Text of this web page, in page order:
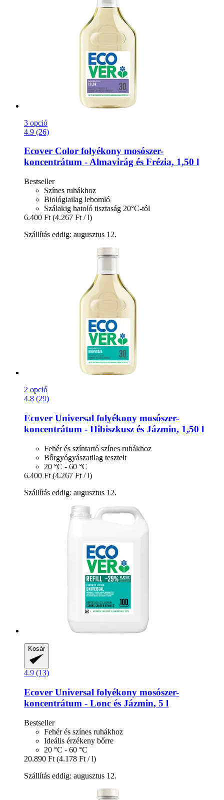
3 opció
4.9 (26)
Ecover Color folyékony mosószer-​
koncentrátum -​ Almavirág és Frézia, 1,50 l
Bestseller
Színes ruhákhoz
Biológiailag lebomló
Szálakig hatoló tisztaság 20°C-tól
6.400 Ft (4.267 Ft / l)
Szállítás eddig: augusztus 12.
2 opció
4.8 (29)
Ecover Universal folyékony mosószer-​
koncentrátum -​ Hibiszkusz és Jázmin, 1,50 l
Fehér és színtartó színes ruhákhoz
Bőrgyógyászatilag tesztelt
20 °C - 60 °C
6.400 Ft (4.267 Ft / l)
Szállítás eddig: augusztus 12.
Kosár
4.9 (13)
Ecover Universal folyékony mosószer-​
koncentrátum -​ Lonc és Jázmin, 5 l
Bestseller
Fehér és színes ruhákhoz
Ideális érzékeny bőrre
20 °C - 60 °C
20.890 Ft (4.178 Ft / l)
Szállítás eddig: augusztus 12.